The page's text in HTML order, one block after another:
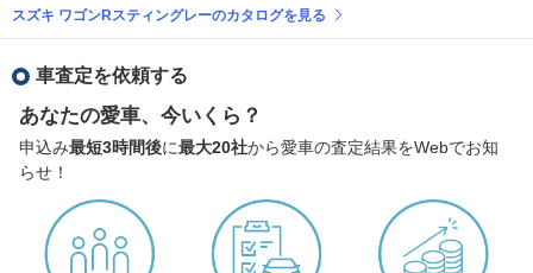
スズキ ワゴンRスティングレーのカタログを見る
車査定を依頼する
あなたの愛車、今いくら？
申込み最短3時間後に最大20社から愛車の査定結果をWebでお知
らせ！